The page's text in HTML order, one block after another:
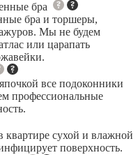
бра
бра и торшеры,
Мы не будем
или царапать
все подоконники
профессиональные
квартире сухой и влажной
поверхность.